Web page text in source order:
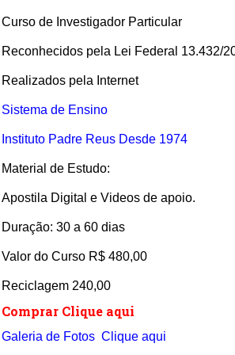
Curso de Investigador Particular
Reconhecidos pela Lei Federal 13.432/
Realizados pela Internet
Sistema de Ensino
Instituto Padre Reus Desde 1974
Material de Estudo:
Apostila Digital e Videos de apoio.
Duração: 30 a 60 dias
Valor do Curso R$ 480,00
Reciclagem 240,00
Comprar Clique aqui
Galeria de Fotos Clique aqui